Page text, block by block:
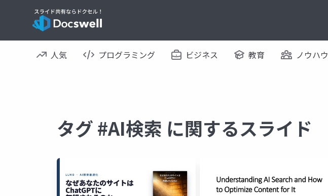
人気 プログラミング ビジネス 教育 ノウハウ
タグ #AI検索 に関するスライド